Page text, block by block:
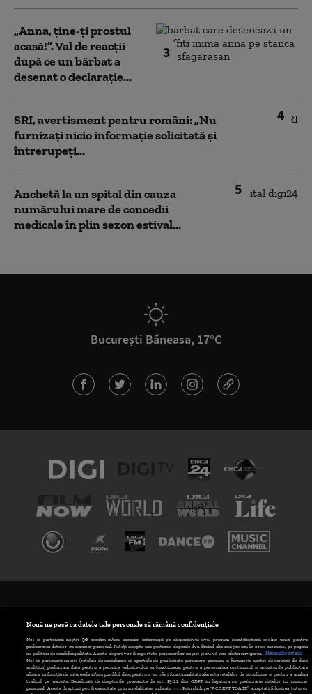
3
„Anna, ţine-ţi prostul
acasă!”. Val de reacții
după ce un bărbat a
desenat o declarație...
4
SRI, avertisment pentru români: „Nu
furnizați nicio informație solicitată și
întrerupeți...
5
Anchetă la un spital din cauza
numărului mare de concedii
medicale în plin sezon estival...
București Băneasa, 17°C
ABONARE DIGI TV
GESTIONAȚI PREFERINȚELE
Nouă ne pasă ca datele tale personale să rămână confidențiale
Noi și partenerii noștri 30stocăm și/sau accesăm informații pe dispozitivul dvs., precum identificatorii cookie unici pentru
prelucrarea datelor cu caracter personal. Puteți accepta sau gestiona alegerile dvs. făcând clic mai jos sau în orice moment, pe pagina
cu politica de confidențialitate. Aceste alegeri vor fi raportate partenerilor noștri și nu vă vor afecta navigarea.
Mai multe detalii
Noi si partenerii nostri (retelele de socializare si agentiile de publicitate partenere, precum si furnizorii nostri de servicii de date
analitice) prelucram date pentru a permite website-ului sa functioneze, pentru a personaliza continutul si anunturile publicitare
afisate in functie de interesele si/sau profilul dvs., pentru a va oferi functionalitati aferente retelelor de socializare si pentru a analiza
traficul pe website. Beneficiati de drepturile prevazute de art. 15-22 din GDPR in legatura cu prelucrarea datelor cu caracter
personal. Aceste drepturi pot fi exercitate prin modalitatea indicata aici. Prin click pe “ACCEPT TOATE”, acceptati folosirea tuturor